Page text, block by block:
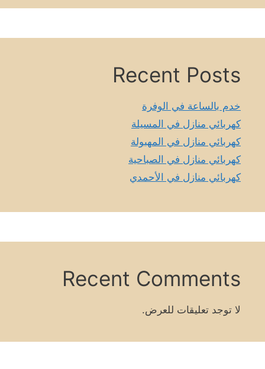
Recent Posts
خدم بالساعة في الوفرة
كهربائي منازل في المسيلة
كهربائي منازل في المهبولة
كهربائي منازل في الصباحية
كهربائي منازل في الأحمدي
Recent Comments
لا توجد تعليقات للعرض.